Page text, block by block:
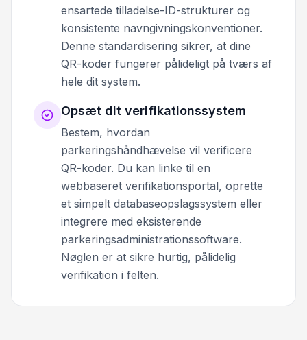
ensartede tilladelse-ID-strukturer og
konsistente navngivningskonventioner.
Denne standardisering sikrer, at dine
QR-koder fungerer pålideligt på tværs af
hele dit system.
Opsæt dit verifikationssystem
Bestem, hvordan
parkeringshåndhævelse vil verificere
QR-koder. Du kan linke til en
webbaseret verifikationsportal, oprette
et simpelt databaseopslagssystem eller
integrere med eksisterende
parkeringsadministrationssoftware.
Nøglen er at sikre hurtig, pålidelig
verifikation i felten.